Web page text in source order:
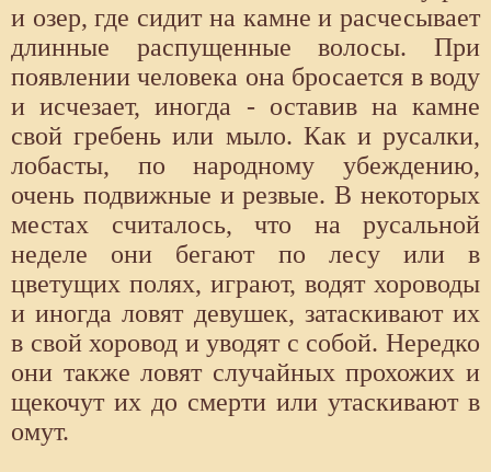
и озер, где сидит на камне и расчесывает
длинные распущенные волосы. При
появлении человека она бросается в воду
и исчезает, иногда - оставив на камне
свой гребень или мыло. Как и русалки,
лобасты, по народному убеждению,
очень подвижные и резвые. В некоторых
местах считалось, что на русальной
неделе они бегают по лесу или в
цветущих полях, играют, водят хороводы
и иногда ловят девушек, затаскивают их
в свой хоровод и уводят с собой. Нередко
они также ловят случайных прохожих и
щекочут их до смерти или утаскивают в
омут.